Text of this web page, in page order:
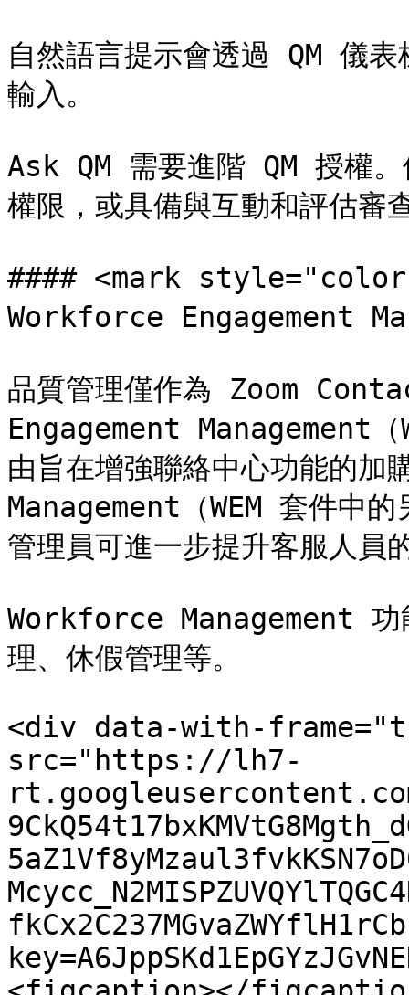
自然語言提示會透過 QM 儀
輸入。
Ask QM 需要進階 QM 授權
權限，或具備與互動和評估審
#### <mark style="color:
Workforce Engagement
品質管理僅作為 Zoom
Engagement Management（
由旨在增強聯絡中心功能的
Management（WEM 套件中
管理員可進一步提升客服人員
Workforce Management 功
理、休假管理等。
<div data-with-
src="https://lh7-